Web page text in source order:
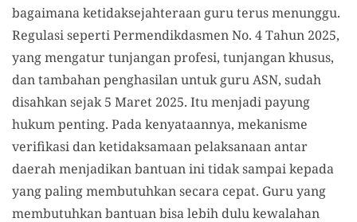
bagaimana ketidaksejahteraan guru terus menunggu.
Regulasi seperti Permendikdasmen No. 4 Tahun 2025,
yang mengatur tunjangan profesi, tunjangan khusus,
dan tambahan penghasilan untuk guru ASN, sudah
disahkan sejak 5 Maret 2025. Itu menjadi payung
hukum penting. Pada kenyataannya, mekanisme
verifikasi dan ketidaksamaan pelaksanaan antar
daerah menjadikan bantuan ini tidak sampai kepada
yang paling membutuhkan secara cepat. Guru yang
membutuhkan bantuan bisa lebih dulu kewalahan